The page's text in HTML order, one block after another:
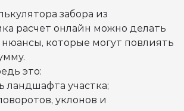
забора из
расчет онлайн можно делать
нюансы, которые могут повлиять
это:
ландшафта участка;
уклонов и